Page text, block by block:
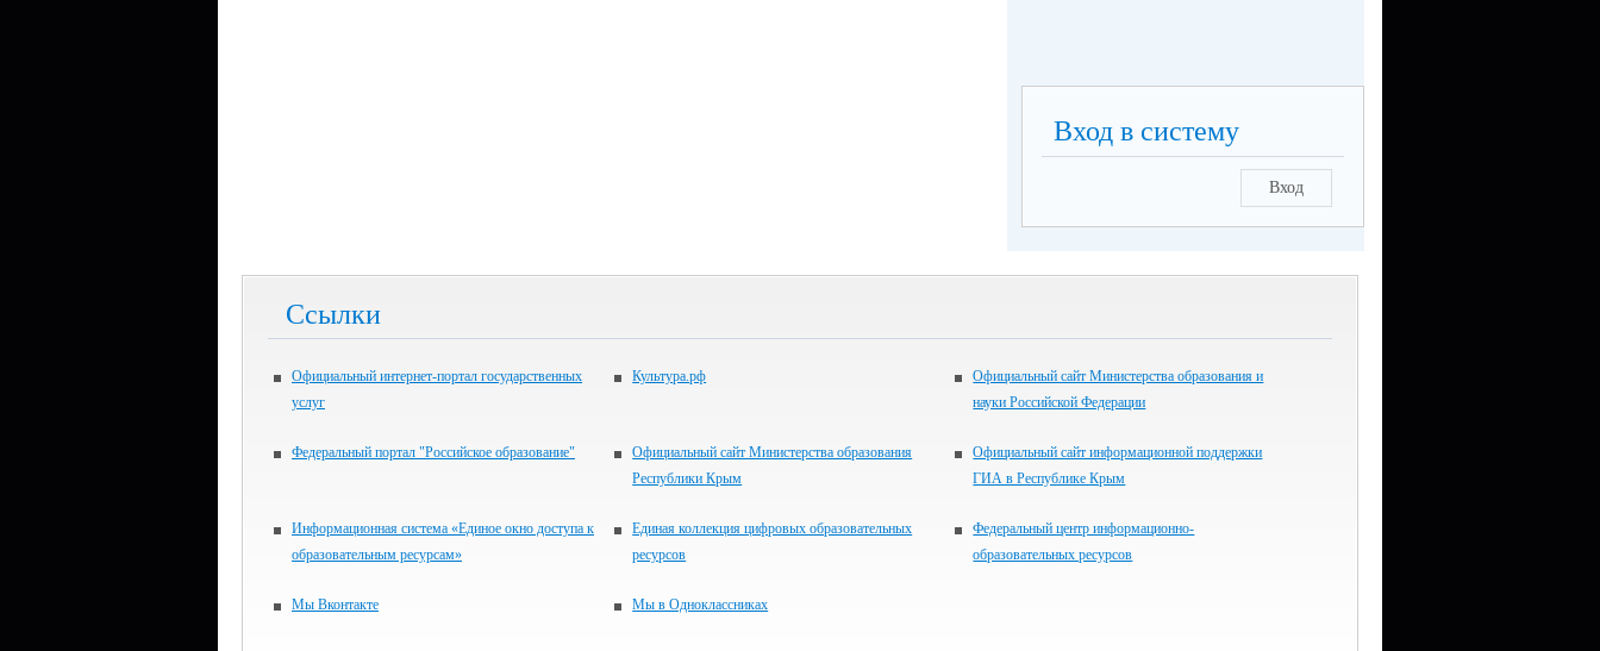
Вход в систему
Вход
Ссылки
Официальный интернет-портал государственных
услуг
Культура.рф
Официальный сайт Министерства образования и
науки Российской Федерации
Федеральный портал "Российское образование"
Официальный сайт Министерства образования
Республики Крым
Официальный сайт информационной поддержки
ГИА в Республике Крым
Информационная система «Единое окно доступа к
образовательным ресурсам»
Единая коллекция цифровых образовательных
ресурсов
Федеральный центр информационно-
образовательных ресурсов
Мы Вконтакте Мы в Одноклассниках